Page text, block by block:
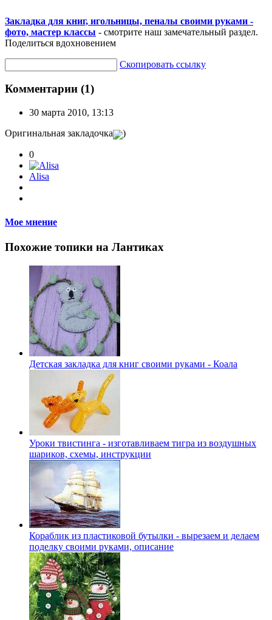
Закладка для книг, игольницы, пеналы своими руками -
фото, мастер классы - смотрите наш замечательный раздел.
Поделиться вдохновением
Скопировать ссылку
Комментарии (1)
30 марта 2010, 13:13
Оригинальная закладочка
)
0
Alisa
Мое мнение
Похожие топики на Лантиках
Детская закладка для книг своими руками - Коала
Уроки твистинга - изготавливаем тигра из воздушных
шариков, схемы, инструкции
Кораблик из пластиковой бутылки - вырезаем и делаем
поделку своими руками, описание